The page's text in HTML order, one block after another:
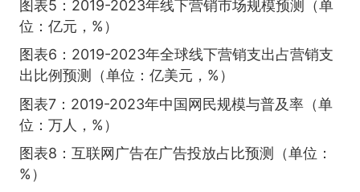
图表5：2019-2023年线下营销市场规模预测（单
位：亿元，%）
图表6：2019-2023年全球线下营销支出占营销支
出比例预测（单位：亿美元，%）
图表7：2019-2023年中国网民规模与普及率（单
位：万人，%）
图表8：互联网广告在广告投放占比预测（单位：
%）